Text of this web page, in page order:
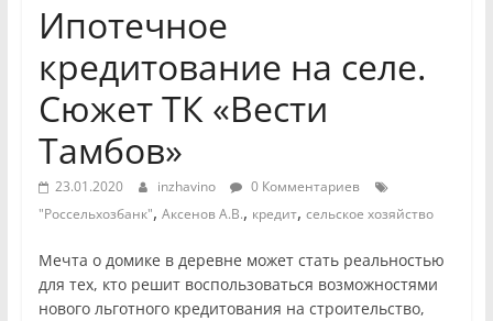
Ипотечное
кредитование на селе.
Сюжет ТК «Вести
Тамбов»
23.01.2020 inzhavino
0 Комментариев
"Россельхозбанк", Аксенов А.В., кредит, сельское хозяйство
Мечта о домике в деревне может стать реальностью
для тех, кто решит воспользоваться возможностями
нового льготного кредитования на строительство,